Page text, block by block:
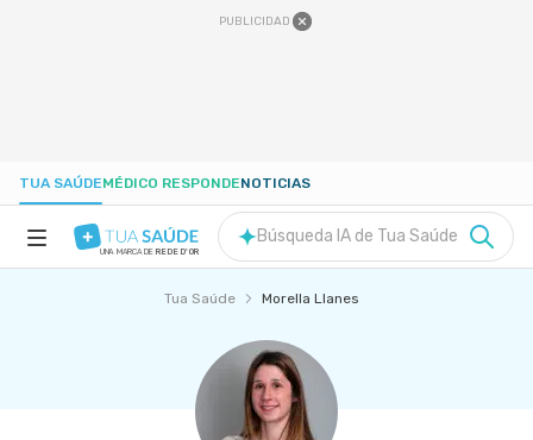
PUBLICIDAD
TUA SAÚDEMÉDICO RESPONDENOTICIAS
UNA MARCA DE REDE D'OR
Búsqueda IA de Tua Saúde
Tua Saúde Morella Llanes